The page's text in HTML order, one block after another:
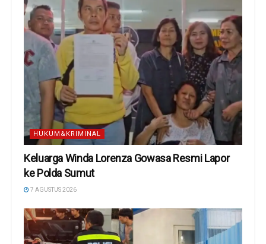
HUKUM&KRIMINAL
Keluarga Winda Lorenza Gowasa Resmi Lapor
ke Polda Sumut
7 AGUSTUS 2026